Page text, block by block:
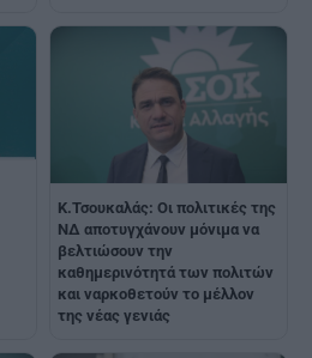
Κ.Τσουκαλάς: Οι πολιτικές της
ΝΔ αποτυγχάνουν μόνιμα να
βελτιώσουν την
καθημερινότητά των πολιτών
και ναρκοθετούν το μέλλον
της νέας γενιάς